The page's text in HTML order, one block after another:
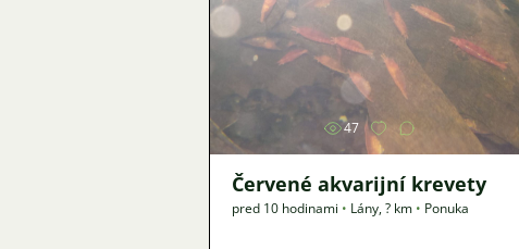
Obrázok
47
Červené akvarijní krevety
pred 10 hodinami • Lány,? km • Ponuka